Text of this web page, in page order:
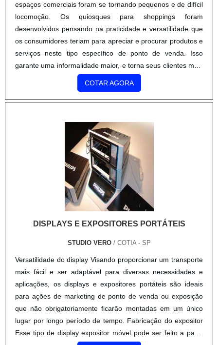
espaços comerciais foram se tornando pequenos e de difícil
locomoção. Os quiosques para shoppings foram
desenvolvidos pensando na praticidade e versatilidade que
os consumidores teriam para apreciar e procurar produtos e
serviços neste tipo específico de ponto de venda. Isso
garante uma informalidade maior, e torna seus clientes mais
confiantes a respeito dos produtos e serviços em questão.
COTAR AGORA
DISPLAYS E EXPOSITORES PORTÁTEIS
STUDIO VERO/ COTIA - SP
Versatilidade do display Visando proporcionar um transporte
mais fácil e ser adaptável para diversas necessidades e
aplicações, os displays e expositores portáteis são ideais
para ações de marketing de ponto de venda ou exposição
que não obrigatoriamente ficarão montadas em um único
lugar por longo período de tempo. Fabricação do expositor
Esse tipo de display expositor móvel pode ser feito a partir